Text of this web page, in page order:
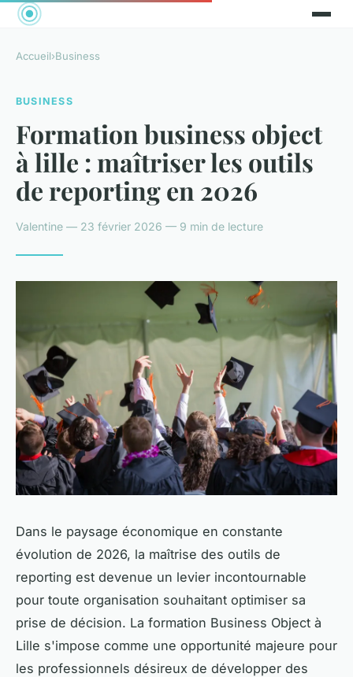
Accueil›Business
BUSINESS
Formation business object
à lille : maîtriser les outils
de reporting en 2026
Valentine — 23 février 2026 — 9 min de lecture
Dans le paysage économique en constante
évolution de 2026, la maîtrise des outils de
reporting est devenue un levier incontournable
pour toute organisation souhaitant optimiser sa
prise de décision. La formation Business Object à
Lille s'impose comme une opportunité majeure pour
les professionnels désireux de développer des